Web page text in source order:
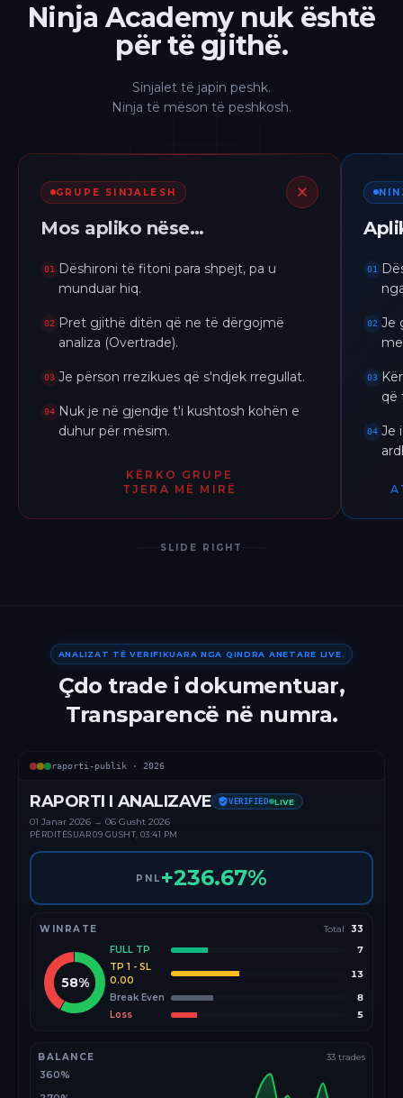
Ninja Academy nuk është
për të gjithë.
Sinjalet të japin peshk.
Ninja të mëson të peshkosh.
GRUPE SINJALESH
Mos apliko nëse…
01
Dëshironi të fitoni para shpejt, pa u
munduar hiq.
02
Pret gjithë ditën që ne të dërgojmë
analiza (Overtrade).
03 Je përson rrezikues që s'ndjek rregullat.
04 Nuk je në gjendje t'i kushtosh kohën e
duhur për mësim.
KËRKO GRUPE
TJERA MË MIRË
01
02 Je
03
që
04 Je
SLIDE RIGHT
ANALIZAT TË VERIFIKUARA NGA QINDRA ANETARE LIVE.
Çdo trade i dokumentuar,
Transparencë në numra.
raporti-publik · 2026
RAPORTI I ANALIZAVE VERIFIED LIVE
01 Janar 2026 → 06 Gusht 2026
PËRDITËSUAR09 GUSHT, 03:41 PM
PNL +236.67%
WINRATE Total 33
58%
FULL TP
7
TP 1 - SL
0.00
13
Break Even
8
Loss
5
BALANCE 33 trades
360%